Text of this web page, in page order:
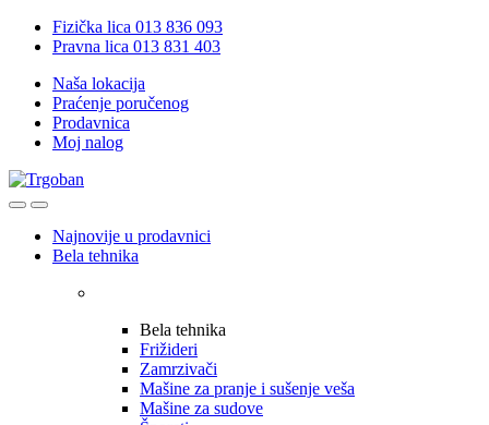
Skip
Skip
Fizička lica 013 836 093
Pravna lica 013 831 403
Naša lokacija
Praćenje poručenog
Prodavnica
Moj nalog
OpenClose
Najnovije u prodavnici
Bela tehnika
Bela tehnika
Frižideri
Zamrzivači
Mašine za pranje i sušenje veša
Mašine za sudove